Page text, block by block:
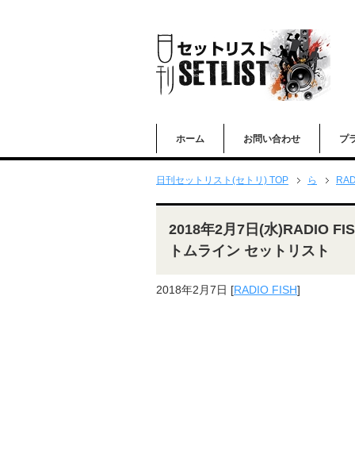
ホーム お問い合わせ プ
日刊セットリスト(セトリ) TOP ら
2018年2月7日(水)RADIO
トムライン セットリスト
2018年2月7日 [RADIO FISH]